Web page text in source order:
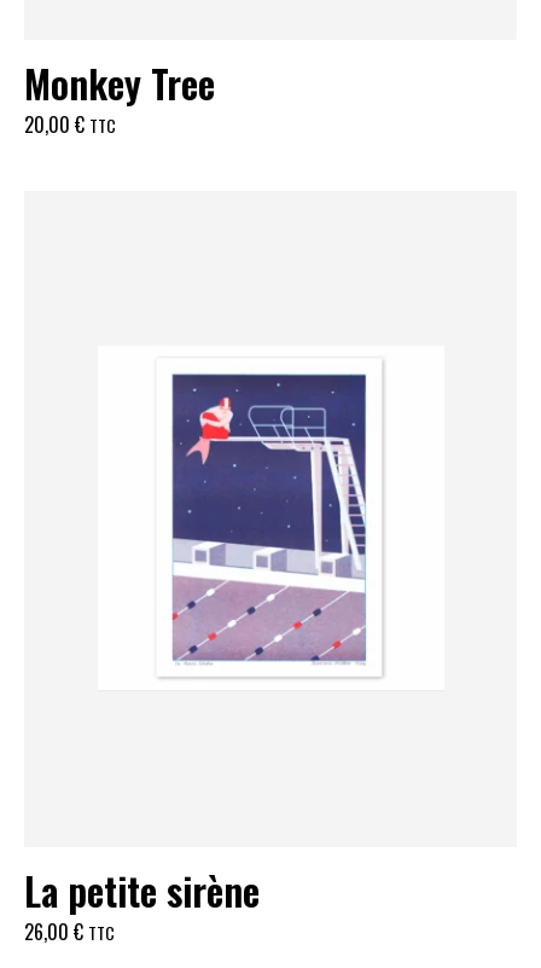
Monkey Tree
20,00 € TTC
La petite sirène
26,00 € TTC